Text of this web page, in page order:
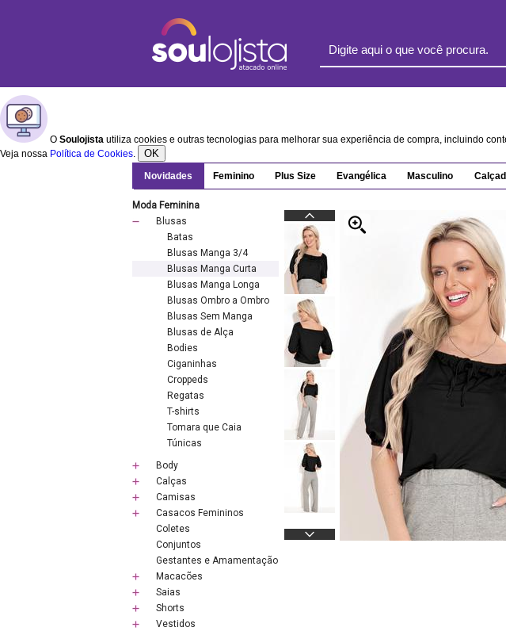
O Soulojista utiliza cookies e outras tecnologias para melhorar sua experiência de compra, incluindo
Veja nossa Política de Cookies. OK
Novidades Feminino Plus Size Evangélica Masculino
Moda Feminina
Blusas
Batas
Blusas Manga 3/4
Blusas Manga Curta
Blusas Manga Longa
Blusas Ombro a Ombro
Blusas Sem Manga
Blusas de Alça
Bodies
Ciganinhas
Croppeds
Regatas
T-shirts
Tomara que Caia
Túnicas
Body
Calças
Camisas
Casacos Femininos
Coletes
Conjuntos
Gestantes e Amamentação
Macacões
Saias
Shorts
Vestidos